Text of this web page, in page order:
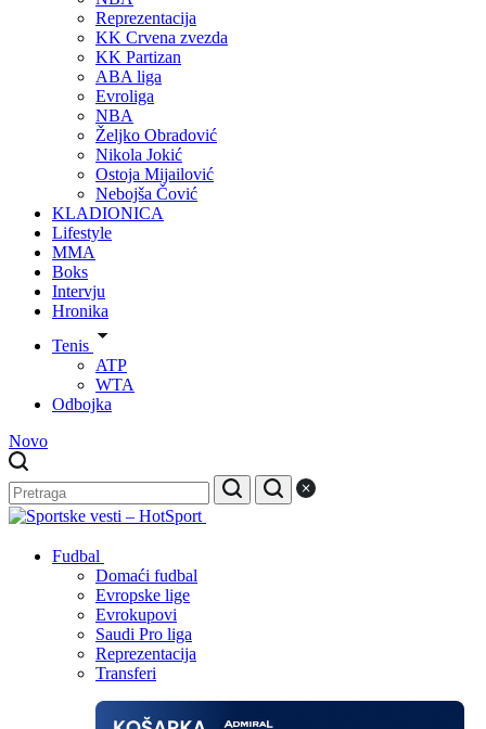
Reprezentacija
KK Crvena zvezda
KK Partizan
ABA liga
Evroliga
NBA
Željko Obradović
Nikola Jokić
Ostoja Mijailović
Nebojša Čović
KLADIONICA
Lifestyle
MMA
Boks
Intervju
Hronika
Tenis
ATP
WTA
Odbojka
Novo
Fudbal
Domaći fudbal
Evropske lige
Evrokupovi
Saudi Pro liga
Reprezentacija
Transferi